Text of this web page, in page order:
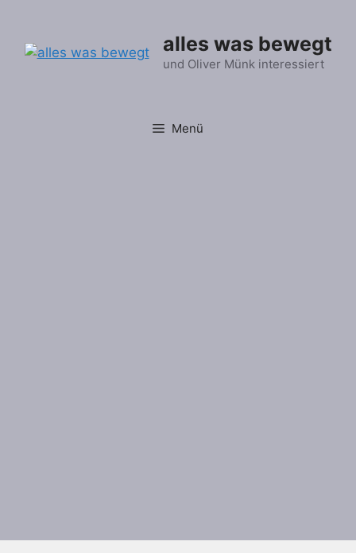
springen
alles was bewegt
und Oliver Münk interessiert
Menü